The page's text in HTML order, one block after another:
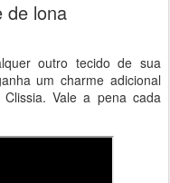
de lona
outro tecido de sua
um charme adicional
Vale a pena cada